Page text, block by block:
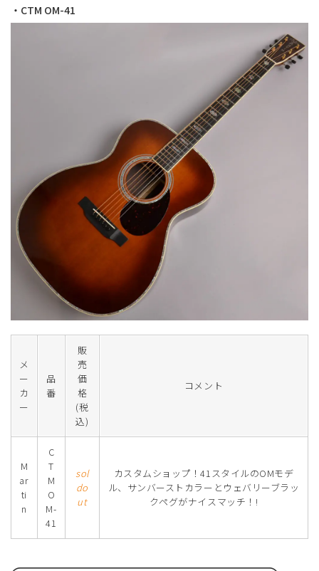
・CTM OM-41
メ
ー
カ
ー
品
番
販
売
価
格
(税
込)
コメント
M
ar
ti
n
C
T
M
O
M-
41
sol
do
ut
カスタムショップ！41スタイルのOMモデ
ル、サンバーストカラーとウェバリーブラッ
クペグがナイスマッチ！!